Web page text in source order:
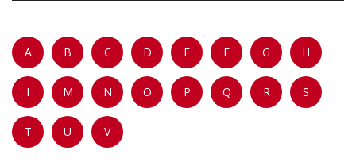
A B C D E F G H
I M N O P Q R S
T U V